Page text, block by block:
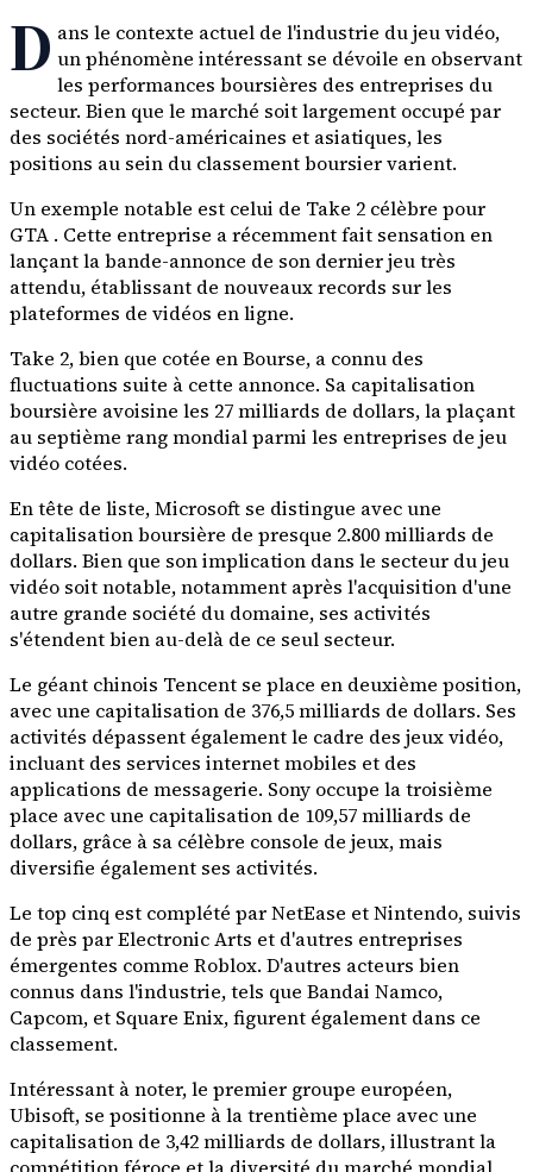
D ans le contexte actuel de l'industrie du jeu vidéo,
un phénomène intéressant se dévoile en observant
les performances boursières des entreprises du
secteur. Bien que le marché soit largement occupé par
des sociétés nord-américaines et asiatiques, les
positions au sein du classement boursier varient.
Un exemple notable est celui de Take 2 célèbre pour
GTA . Cette entreprise a récemment fait sensation en
lançant la bande-annonce de son dernier jeu très
attendu, établissant de nouveaux records sur les
plateformes de vidéos en ligne.
Take 2, bien que cotée en Bourse, a connu des
fluctuations suite à cette annonce. Sa capitalisation
boursière avoisine les 27 milliards de dollars, la plaçant
au septième rang mondial parmi les entreprises de jeu
vidéo cotées.
En tête de liste, Microsoft se distingue avec une
capitalisation boursière de presque 2.800 milliards de
dollars. Bien que son implication dans le secteur du jeu
vidéo soit notable, notamment après l'acquisition d'une
autre grande société du domaine, ses activités
s'étendent bien au-delà de ce seul secteur.
Le géant chinois Tencent se place en deuxième position,
avec une capitalisation de 376,5 milliards de dollars. Ses
activités dépassent également le cadre des jeux vidéo,
incluant des services internet mobiles et des
applications de messagerie. Sony occupe la troisième
place avec une capitalisation de 109,57 milliards de
dollars, grâce à sa célèbre console de jeux, mais
diversifie également ses activités.
Le top cinq est complété par NetEase et Nintendo, suivis
de près par Electronic Arts et d'autres entreprises
émergentes comme Roblox. D'autres acteurs bien
connus dans l'industrie, tels que Bandai Namco,
Capcom, et Square Enix, figurent également dans ce
classement.
Intéressant à noter, le premier groupe européen,
Ubisoft, se positionne à la trentième place avec une
capitalisation de 3,42 milliards de dollars, illustrant la